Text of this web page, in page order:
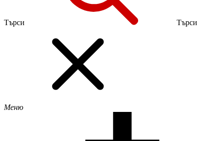
Търси Търси
Меню